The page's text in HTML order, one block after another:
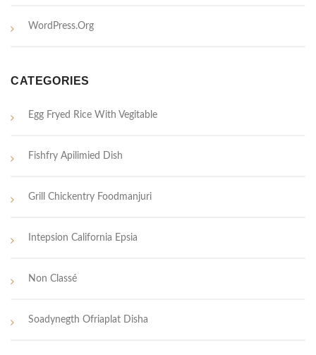
WordPress.org
CATEGORIES
Egg Fryed Rice With Vegitable
Fishfry Apilimied Dish
Grill Chickentry Foodmanjuri
Intepsion California Epsia
Non Classé
Soadynegth Ofriaplat Disha